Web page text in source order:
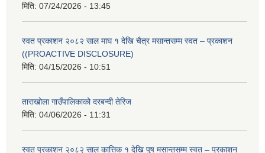
मिति: 07/24/2026 - 13:45
स्वत प्रकाशन २०८२ साल माघ १ देखि चैत्र मसान्तसम्म स्वत – प्रकाशन
((PROACTIVE DISCLOSURE)
मिति: 04/15/2026 - 10:51
ताराखोला गाउँपालिकाको दरबन्दी तेरिज
मिति: 04/06/2026 - 11:31
स्वत प्रकाशन २०८२ साल कात्तिक १ देखि पुष मसान्तसम्म स्वत – प्रकाशन